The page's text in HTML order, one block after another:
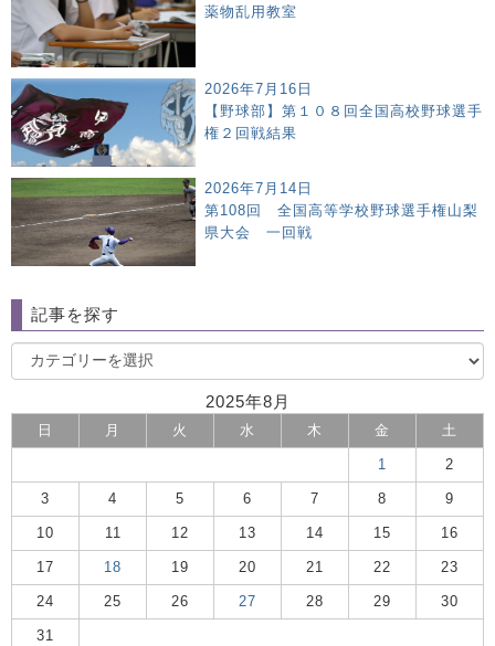
薬物乱用教室
2026年7月16日
【野球部】第１０８回全国高校野球選手
権２回戦結果
2026年7月14日
第108回 全国高等学校野球選手権山梨
県大会 一回戦
記事を探す
2025年8月
日 月 火 水 木 金 土
1 2
3 4 5 6 7 8 9
10 11 12 13 14 15 16
17 18 19 20 21 22 23
24 25 26 27 28 29 30
31